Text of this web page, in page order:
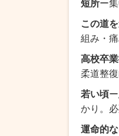
短所ー
この道
組み・
高校卒
柔道整
若い頃
かり。
運命的